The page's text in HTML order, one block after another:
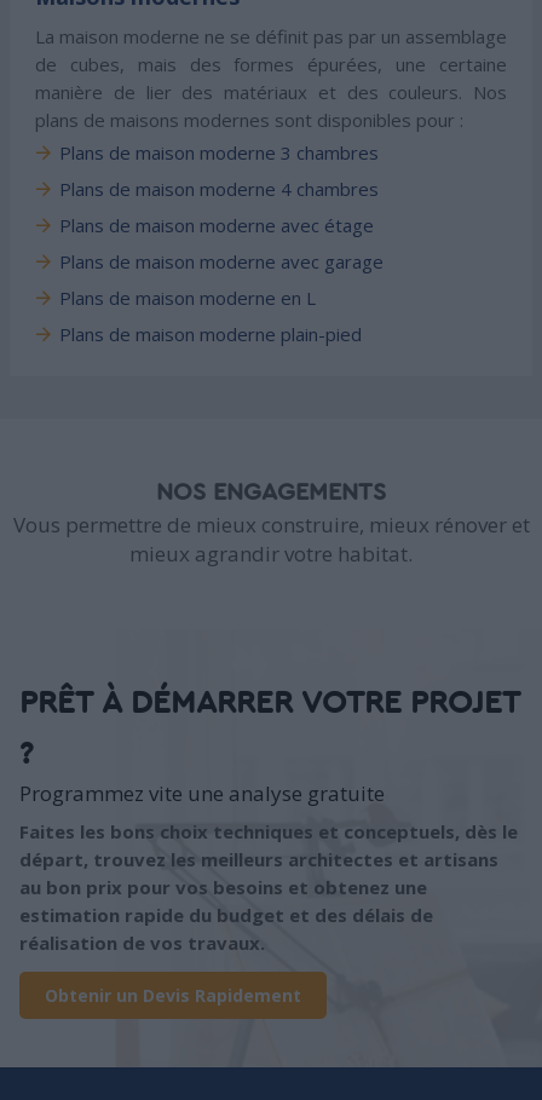
La maison moderne ne se définit pas par un assemblage
de cubes, mais des formes épurées, une certaine
manière de lier des matériaux et des couleurs. Nos
plans de maisons modernes sont disponibles pour :
Plans de maison moderne 3 chambres
Plans de maison moderne 4 chambres
Plans de maison moderne avec étage
Plans de maison moderne avec garage
Plans de maison moderne en L
Plans de maison moderne plain-pied
NOS ENGAGEMENTS
Vous permettre de mieux construire, mieux rénover et
mieux agrandir votre habitat.
PRÊT À DÉMARRER VOTRE PROJET
?
Programmez vite une analyse gratuite
Faites les bons choix techniques et conceptuels, dès le
départ, trouvez les meilleurs architectes et artisans
au bon prix pour vos besoins et obtenez une
estimation rapide du budget et des délais de
réalisation de vos travaux.
Obtenir un Devis Rapidement